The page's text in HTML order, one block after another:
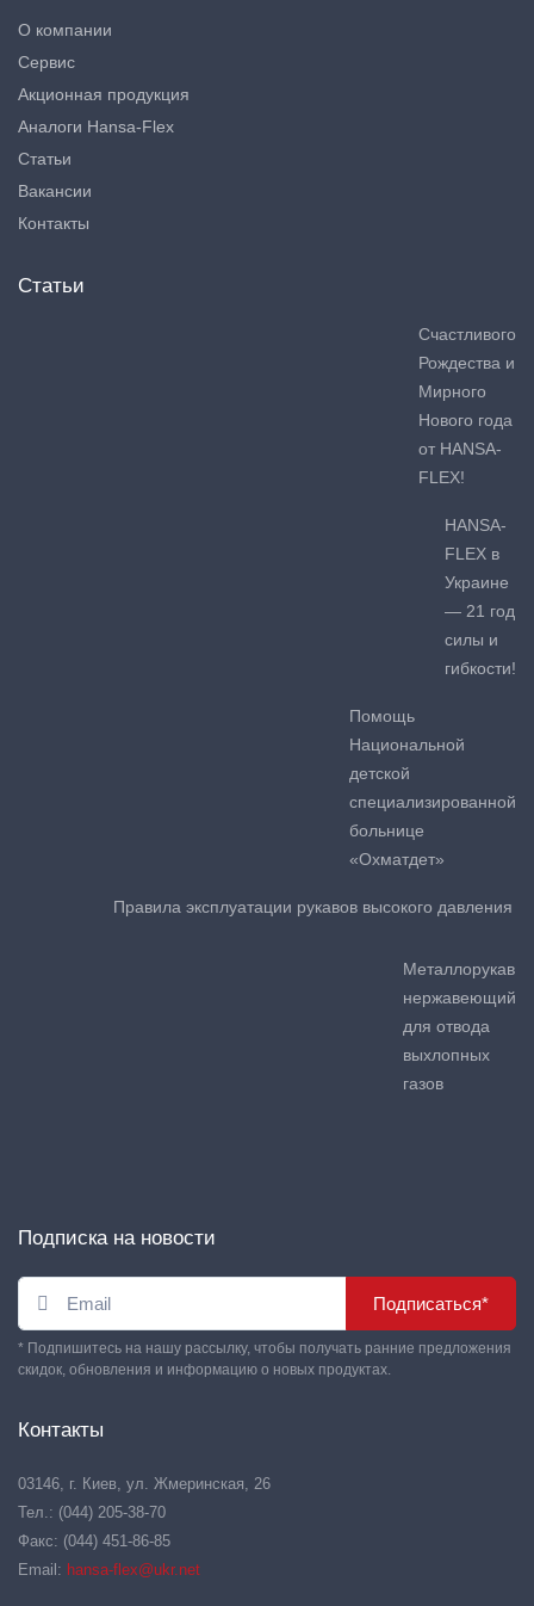
О компании
Сервис
Акционная продукция
Аналоги Hansa-Flex
Статьи
Вакансии
Контакты
Статьи
Счастливого
Рождества и
Мирного
Нового года
от HANSA-
FLEX!
HANSA-
FLEX в
Украине
— 21 год
силы и
гибкости!
Помощь
Национальной
детской
специализированной
больнице
«Охматдет»
Правила эксплуатации рукавов высокого давления
Металлорукав
нержавеющий
для отвода
выхлопных
газов
Подписка на новости
Подписаться*
* Подпишитесь на нашу рассылку, чтобы получать ранние предложения
скидок, обновления и информацию о новых продуктах.
Контакты
03146, г. Киев, ул. Жмеринская, 26
Тел.: (044) 205-38-70
Факс: (044) 451-86-85
Email: hansa-flex@ukr.net